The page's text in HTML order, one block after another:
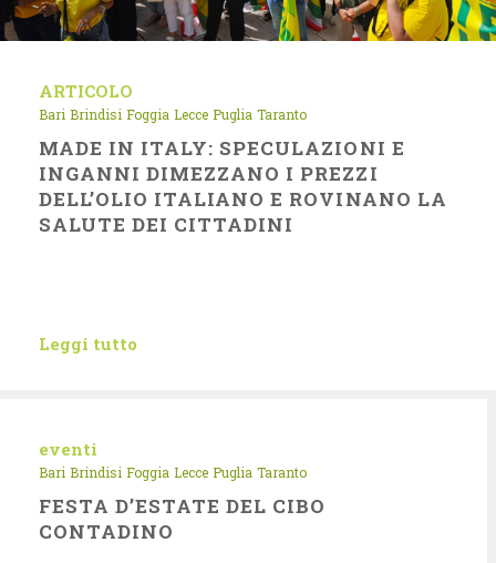
ARTICOLO
Bari Brindisi Foggia Lecce Puglia Taranto
MADE IN ITALY: SPECULAZIONI E
INGANNI DIMEZZANO I PREZZI
DELL’OLIO ITALIANO E ROVINANO LA
SALUTE DEI CITTADINI
Leggi tutto
eventi
Bari Brindisi Foggia Lecce Puglia Taranto
FESTA D’ESTATE DEL CIBO
CONTADINO